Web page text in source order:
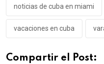
noticias de cuba en miami
vacaciones en cuba
Compartir el Post: